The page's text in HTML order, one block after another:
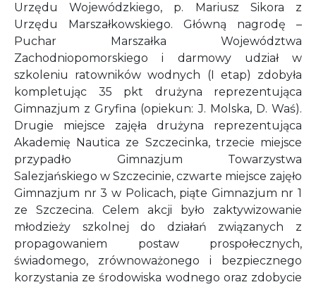
Urzędu Wojewódzkiego, p. Mariusz Sikora z
Urzędu Marszałkowskiego. Główną nagrodę –
Puchar Marszałka Województwa
Zachodniopomorskiego i darmowy udział w
szkoleniu ratowników wodnych (I etap) zdobyła
kompletując 35 pkt drużyna reprezentująca
Gimnazjum z Gryfina (opiekun: J. Molska, D. Waś).
Drugie miejsce zajęła drużyna reprezentująca
Akademię Nautica ze Szczecinka, trzecie miejsce
przypadło Gimnazjum Towarzystwa
Salezjańskiego w Szczecinie, czwarte miejsce zajęło
Gimnazjum nr 3 w Policach, piąte Gimnazjum nr 1
ze Szczecina. Celem akcji było zaktywizowanie
młodzieży szkolnej do działań związanych z
propagowaniem postaw prospołecznych,
świadomego, zrównoważonego i bezpiecznego
korzystania ze środowiska wodnego oraz zdobycie